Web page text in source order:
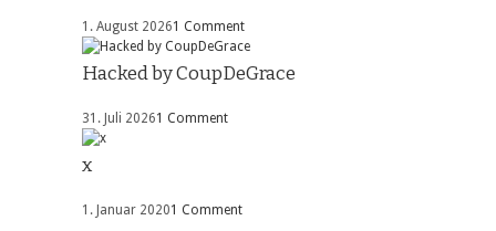
1. August 20261 Comment
Hacked by CoupDeGrace
31. Juli 20261 Comment
x
1. Januar 20201 Comment